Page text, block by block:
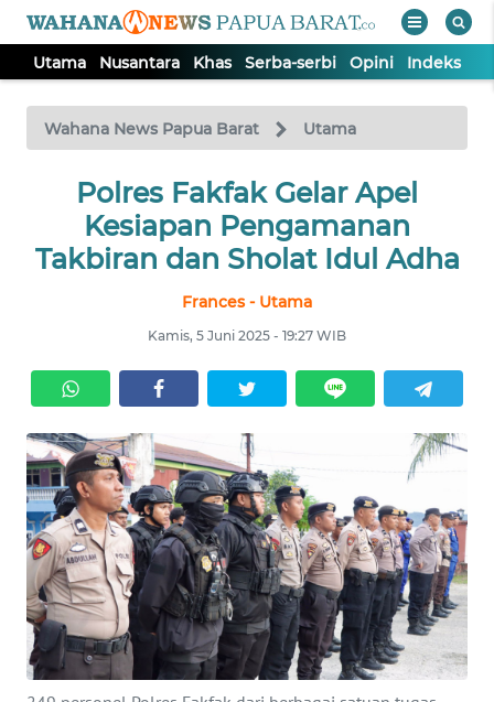
Utama Nusantara Khas Serba-serbi Opini Indeks
Wahana News Papua Barat Utama
Polres Fakfak Gelar Apel
Kesiapan Pengamanan
Takbiran dan Sholat Idul Adha
Frances - Utama
Kamis, 5 Juni 2025 - 19:27 WIB
TV
Tutup
UTAMA
NUSANTARA
SERBA-
SERBI
OPINI
Informasi
INDEKS
BERITA
KONTAK
KAMI